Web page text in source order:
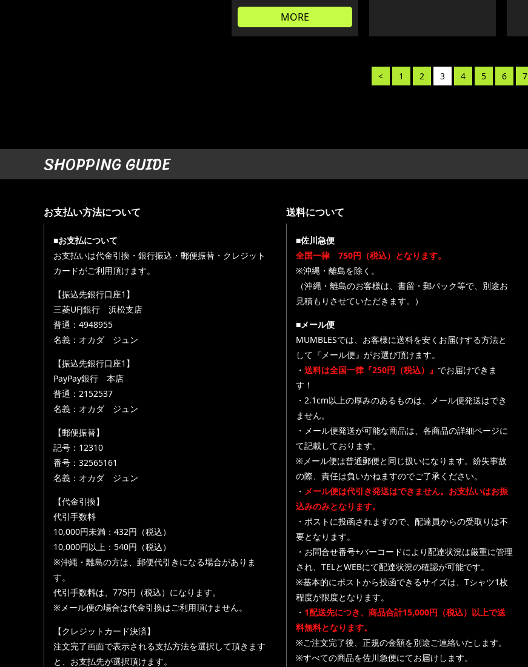
MORE
< 1 2 3 4 5 6 7
SHOPPING GUIDE
お支払い方法について
■お支払について
お支払いは代金引換・銀行振込・郵便振替・クレジット
カードがご利用頂けます。
【振込先銀行口座1】
三菱UFJ銀行 浜松支店
普通：4948955
名義：オカダ ジュン
【振込先銀行口座1】
PayPay銀行 本店
普通：2152537
名義：オカダ ジュン
【郵便振替】
記号：12310
番号：32565161
名義：オカダ ジュン
【代金引換】
代引手数料
10,000円未満：432円（税込）
10,000円以上：540円（税込）
※沖縄・離島の方は、郵便代引きになる場合がありま
す。
代引手数料は、775円（税込）になります。
※メール便の場合は代金引換はご利用頂けません。
【クレジットカード決済】
注文完了画面で表示される支払方法を選択して頂きます
と、お支払先が選択頂けます。
送料について
■佐川急便
全国一律 750円（税込）となります。
※沖縄・離島を除く。
（沖縄・離島のお客様は、書留・郵パック等で、別途お
見積もりさせていただきます。）
■メール便
MUMBLESでは、お客様に送料を安くお届けする方法と
して『メール便』がお選び頂けます。
・ 送料は全国一律『250円（税込）』 でお届けできま
す！
・2.1cm以上の厚みのあるものは、メール便発送はでき
ません。
・メール便発送が可能な商品は、各商品の詳細ページに
て記載しております。
※メール便は普通郵便と同じ扱いになります。紛失事故
の際、責任は負いかねますのでご了承ください。
・ メール便は代引き発送はできません。お支払いはお振
込みのみとなります。
・ポストに投函されますので、配達員からの受取りは不
要となります。
・お問合せ番号+バーコードにより配達状況は厳重に管理
され、TELとWEBにて配達状況の確認が可能です。
※基本的にポストから投函できるサイズは、Tシャツ1枚
程度が限度となります。
・ 1配送先につき、商品合計15,000円（税込）以上で送
料無料となります。
※ご注文完了後、正規の金額を別途ご連絡いたします。
※すべての商品を佐川急便にてお届けします。